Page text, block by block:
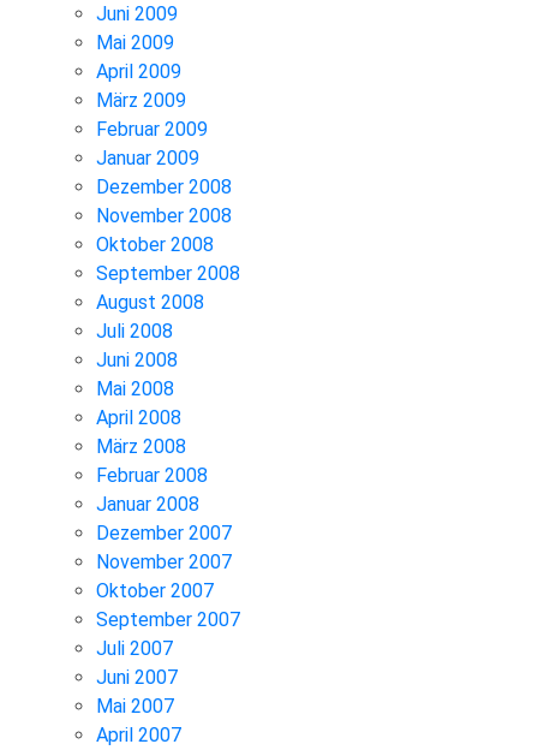
Juni 2009
Mai 2009
April 2009
März 2009
Februar 2009
Januar 2009
Dezember 2008
November 2008
Oktober 2008
September 2008
August 2008
Juli 2008
Juni 2008
Mai 2008
April 2008
März 2008
Februar 2008
Januar 2008
Dezember 2007
November 2007
Oktober 2007
September 2007
Juli 2007
Juni 2007
Mai 2007
April 2007